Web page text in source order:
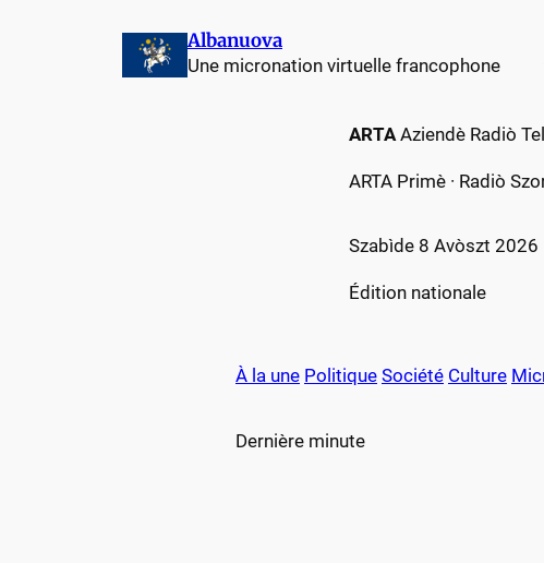
Albanuova
Une micronation virtuelle francophone
ARTA Aziendè Radiò
ARTA Primè · Radiò
Szabìde 8 Avòszt 2026
Édition nationale
À la une Politique Société Culture
Dernière minute